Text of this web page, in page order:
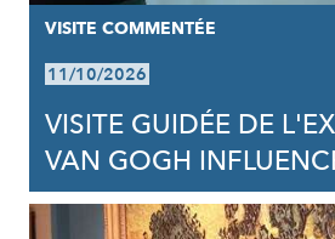
VISITE COMMENTÉE
11/10/2026
VISITE GUIDÉE DE
VAN GOGH